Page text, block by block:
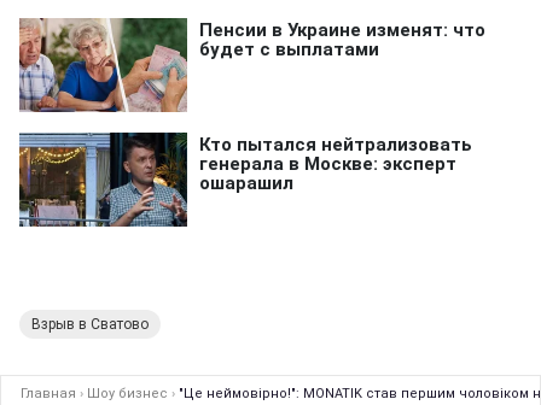
Взрыв в Сватово
Главная › Шоу бизнес › "Це неймовірно!": MONATIK став першим чоловіком